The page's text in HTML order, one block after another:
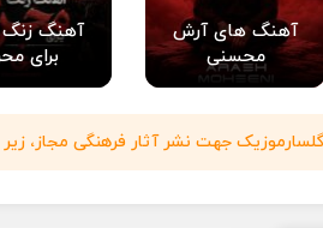
آهنگ های آرش
محسنی
آهنگ زنگ
برای
جهت نشر آثار فرهنگی مجاز،